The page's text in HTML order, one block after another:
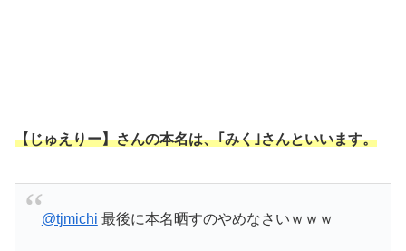
【じゅえりー】さんの本名は、｢みく｣さんといいます。
@tjmichi 最後に本名晒すのやめなさいｗｗｗ